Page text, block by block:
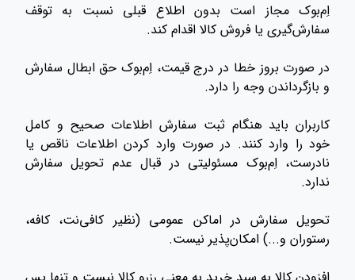
اِم‌بوک مجاز است بدون اطلاع قبلی نسبت به توقف
سفارش‌گیری یا فروش کالا اقدام کند.
در صورت بروز خطا در درج قیمت، اِم‌بوک حق ابطال سفارش
و بازگرداندن وجه را دارد.
کاربران باید هنگام ثبت سفارش اطلاعات صحیح و کامل
خود را وارد کنند. در صورت وارد کردن اطلاعات ناقص یا
نادرست، اِم‌بوک مسئولیتی در قبال عدم تحویل سفارش
ندارد.
تحویل سفارش در اماکن عمومی (نظیر کافی‌نت، کافه،
رستوران و...) امکان‌پذیر نیست.